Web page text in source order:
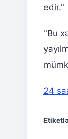
edir."
"Bu
24